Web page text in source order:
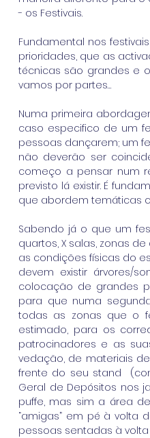
- os Festivais.
Fundamental nos
prioridades, que as
técnicas são grandes e
vamos por partes…
Numa primeira
caso especifico de um
pessoas dançarem; um
não deverão ser
começo a pensar num
previsto lá existir. É
que abordem temáticas
Sabendo já o que um
quartos, X salas, zonas
as condições físicas do
devem existir árvores/
colocação de grandes
para que numa
todas as zonas que o
estimado, para os
patrocinadores e as
vedação, de materiais
frente do seu stand
Geral de Depósitos nos
puffe, mas sim a área
“amigas” em pé à volta
pessoas sentadas à